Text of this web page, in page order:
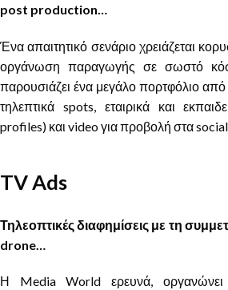
post production…
Ένα απαιτητικό σενάριο χρειάζεται
οργάνωση παραγωγής σε σωστό
παρουσιάζει ένα μεγάλο πορτφόλιο
τηλεπτικά spots, εταιρικά και
profiles) και video για προβολή στα
TV Ads
Τηλεοπτικές διαφημίσεις με τη
drone…
Η Media World ερευνά, οργανώνει